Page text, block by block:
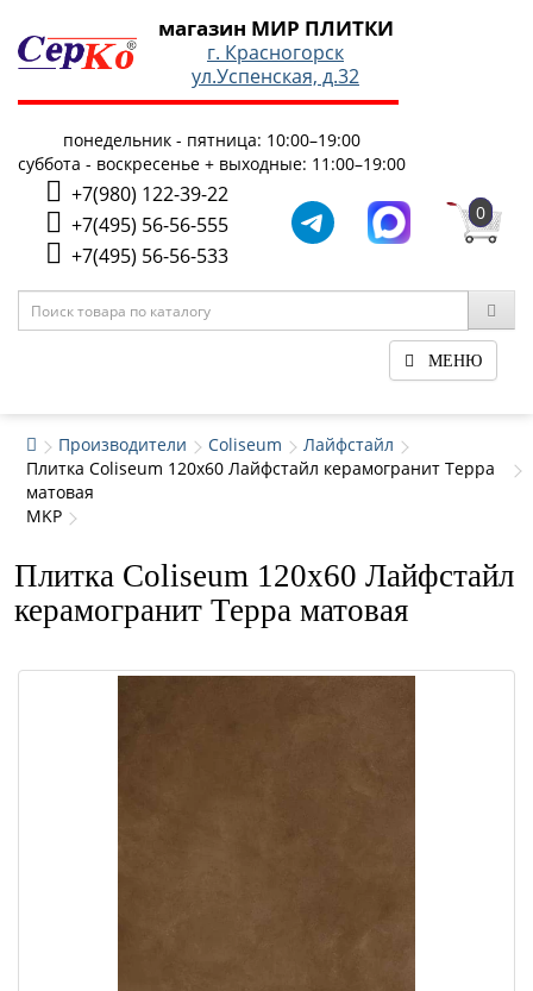
магазин МИР ПЛИТКИ
г. Красногорск
ул.Успенская, д.32
понедельник - пятница: 10:00–19:00
суббота - воскресенье + выходные: 11:00–19:00
+7(980) 122-39-22
+7(495) 56-56-555
+7(495) 56-56-533
0
МЕНЮ
Производители Coliseum
Лайфстайл
Плитка Coliseum 120x60 Лайфстайл керамогранит Терра
матовая
MKP
Плитка Coliseum 120x60 Лайфстайл
керамогранит Терра матовая